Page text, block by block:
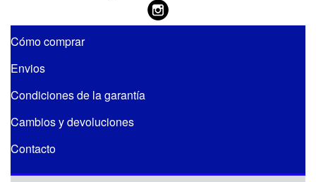
Cómo comprar
Envios
Condiciones de la garantía
Cambios y devoluciones
Contacto